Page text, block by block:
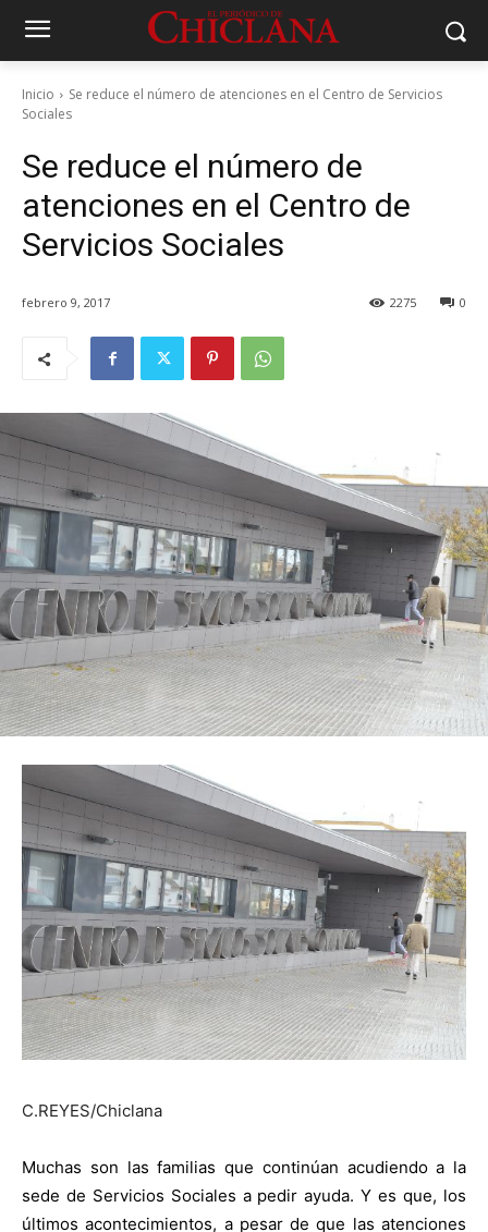
Inicio
Se reduce el número de atenciones en el Centro de Servicios
Sociales
Se reduce el número de
atenciones en el Centro de
Servicios Sociales
febrero 9, 2017 0
2275
C.REYES/Chiclana
Muchas son las familias que continúan acudiendo a la
sede de Servicios Sociales a pedir ayuda. Y es que, los
últimos acontecimientos, a pesar de que las atenciones